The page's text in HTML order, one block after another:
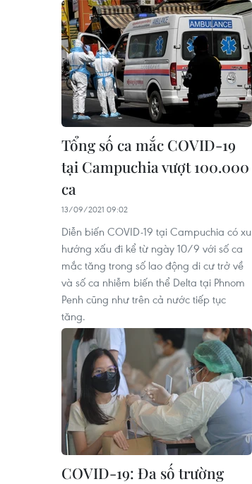
Tổng số ca mắc COVID-19
tại Campuchia vượt 100.000
ca
13/09/2021 09:02
Diễn biến COVID-19 tại Campuchia có xu
hướng xấu đi kể từ ngày 10/9 với số ca
mắc tăng trong số lao động di cư trở về
và số ca nhiễm biến thể Delta tại Phnom
Penh cũng như trên cả nước tiếp tục
tăng.
COVID-19: Đa số trường